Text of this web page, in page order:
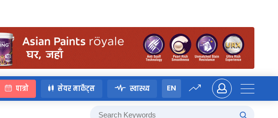
पात्रो सेयर मार्केट्स स्वास्थ्य EN